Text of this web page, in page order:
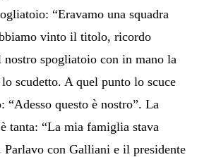
“Eravamo una squadra
vinto il titolo, ricordo
spogliatoio con in mano la
scudetto. A quel punto lo scuce
“Adesso questo è nostro”. La
tanta: “La mia famiglia stava
con Galliani e il presidente